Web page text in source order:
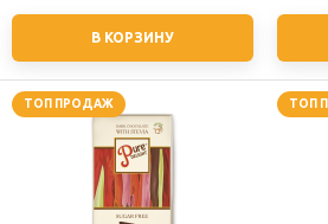
В КОРЗИНУ
ТОП ПРОДАЖ ТОП